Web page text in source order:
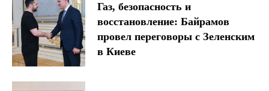
Газ, безопасность и
восстановление: Байрамов
провел переговоры с Зеленским
в Киеве